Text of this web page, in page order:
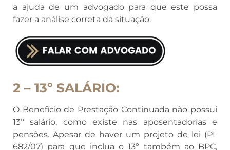
a ajuda de um advogado para que este possa
fazer a análise correta da situação.
2 – 13º SALÁRIO:
O Benefício de Prestação Continuada não possui
13º salário, como existe nas aposentadorias e
pensões. Apesar de haver um projeto de lei (PL
682/07) para que inclua o 13º também ao BPC,